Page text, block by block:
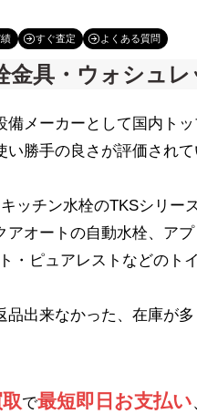
すぐ査定 よくある質問
金具・ウォシュレ
備メーカーとして国内ト
勝手の良さが評価されて
ッチン水栓のTKSシリ
アオートの自動水栓、ア
・ピュアレストなどのト
品出来なかった、在庫が
で最短即日お支払い